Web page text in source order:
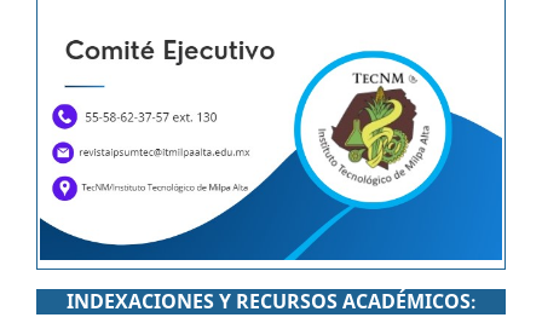
INDEXACIONES Y RECURSOS ACADÉMICOS: